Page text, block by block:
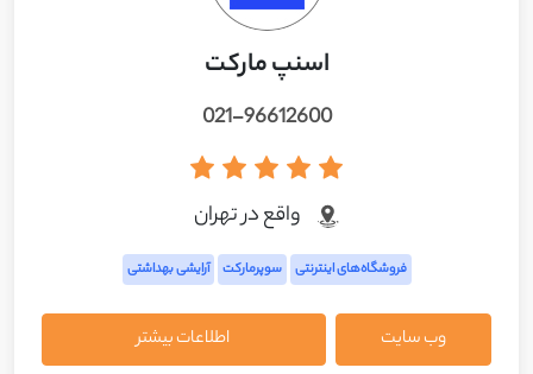
اسنپ مارکت
021-96612600
واقع در تهران
فروشگاه‌های اینترنتی سوپرمارکت آرایشی بهداشتی
وب سایت اطلاعات بیشتر